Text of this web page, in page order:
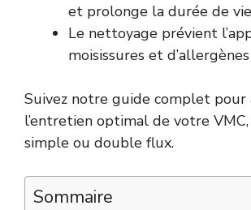
et prolonge la durée de
Le nettoyage prévient
moisissures et d’allergènes
Suivez notre guide complet pour
l’entretien optimal de votre
simple ou double flux.
Sommaire